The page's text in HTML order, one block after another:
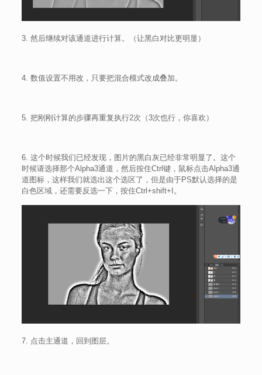
3. 然后继续对该通道进行计算。（让黑白对比更明显）
4. 数值设置不用改，只要把混合模式改成叠加。
5. 把刚刚计算的步骤再重复执行2次（3次也行，你喜欢）
6. 这个时候我们已经发现，图片的黑白灰已经非常明显了。这个
时候请选择那个Alpha3通道，然后按住Ctrl键，鼠标点击Alpha3通
道图标，这样我们就选出这个选区了，但是由于PS默认选择的是
白色区域，还需要反选一下，按住Ctrl+shift+I。
7. 点击主通道，回到图层。